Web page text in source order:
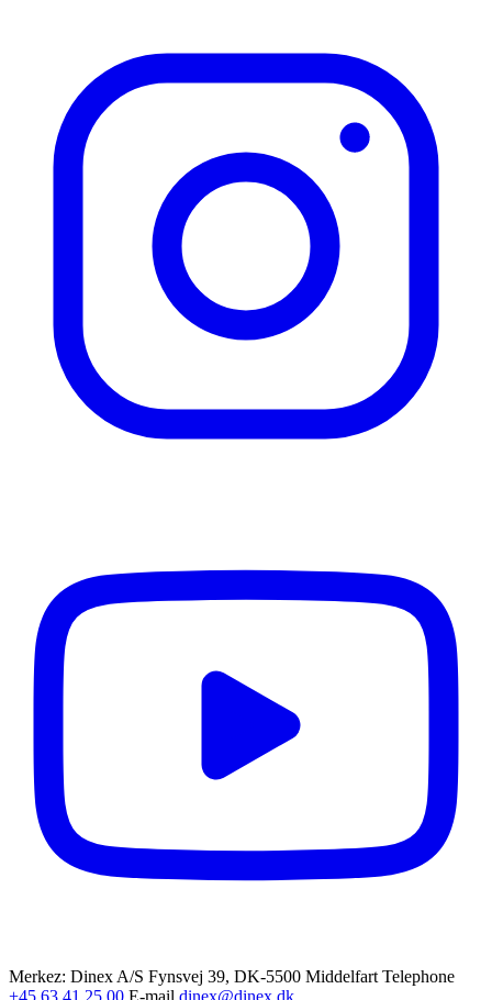
Merkez: Dinex A/S Fynsvej 39, DK-5500 Middelfart Telephone
+45 63 41 25 00 E-mail dinex@dinex.dk